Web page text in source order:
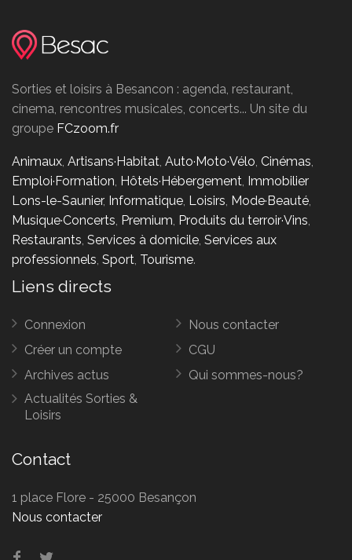
Sorties et loisirs à Besancon : agenda, restaurant,
cinema, rencontres musicales, concerts... Un site du
groupe FCzoom.fr
Animaux, Artisans·Habitat, Auto·Moto·Vélo, Cinémas,
Emploi·Formation, Hôtels·Hébergement, Immobilier
Lons-le-Saunier, Informatique, Loisirs, Mode·Beauté,
Musique·Concerts, Premium, Produits du terroir·Vins,
Restaurants, Services à domicile, Services aux
professionnels, Sport, Tourisme.
Liens directs
Connexion
Créer un compte
Archives actus
Actualités Sorties &
Loisirs
Nous contacter
CGU
Qui sommes-nous?
Contact
1 place Flore - 25000 Besançon
Nous contacter